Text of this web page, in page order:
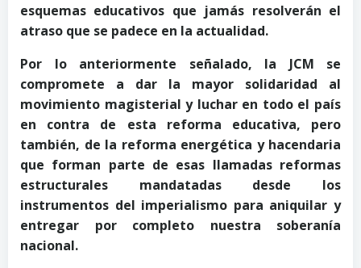
esquemas educativos que jamás resolverán el
atraso que se padece en la actualidad.
Por lo anteriormente señalado, la JCM se
compromete a dar la mayor solidaridad al
movimiento magisterial y luchar en todo el país
en contra de esta reforma educativa, pero
también, de la reforma energética y hacendaria
que forman parte de esas llamadas reformas
estructurales mandatadas desde los
instrumentos del imperialismo para aniquilar y
entregar por completo nuestra soberanía
nacional.